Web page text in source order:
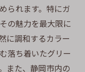
られます。特にガ
の魅力を最大限に
に調和するカラー
落ち着いたグリー
また、静岡市内の